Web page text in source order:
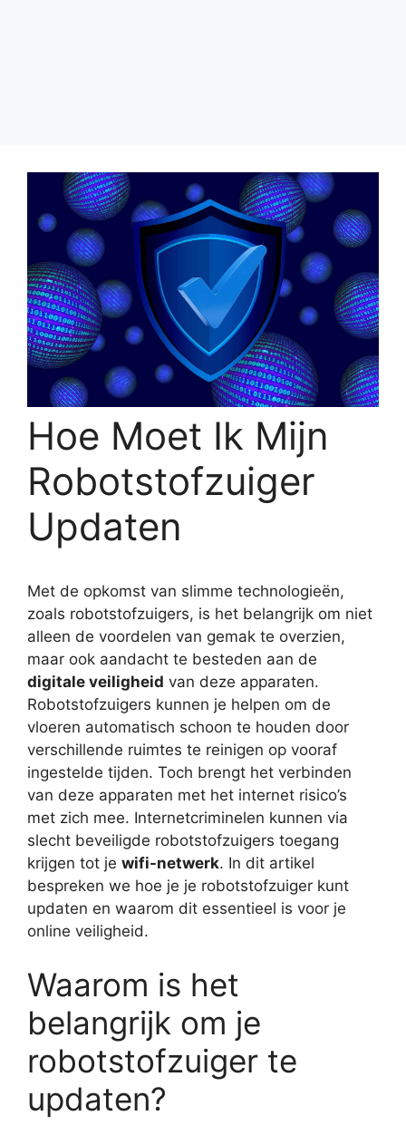
Hoe Moet Ik Mijn
Robotstofzuiger
Updaten
Met de opkomst van slimme technologieën,
zoals robotstofzuigers, is het belangrijk om niet
alleen de voordelen van gemak te overzien,
maar ook aandacht te besteden aan de
digitale veiligheid van deze apparaten.
Robotstofzuigers kunnen je helpen om de
vloeren automatisch schoon te houden door
verschillende ruimtes te reinigen op vooraf
ingestelde tijden. Toch brengt het verbinden
van deze apparaten met het internet risico’s
met zich mee. Internetcriminelen kunnen via
slecht beveiligde robotstofzuigers toegang
krijgen tot je wifi-netwerk. In dit artikel
bespreken we hoe je je robotstofzuiger kunt
updaten en waarom dit essentieel is voor je
online veiligheid.
Waarom is het
belangrijk om je
robotstofzuiger te
updaten?